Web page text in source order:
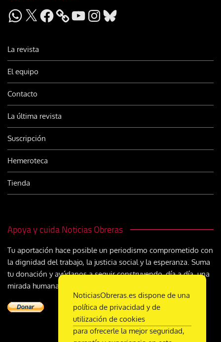
WhatsApp
X Facebook YouTubeInstagram
Bluesky
La revista
El equipo
Contacto
La última revista
Suscripción
Hemeroteca
Tienda
Apoya y cuida Noticias Obreras
Tu aportación hace posible un periodismo comprometido con
la dignidad del trabajo, la justicia social y la esperanza. Suma
tu donación y ayúdanos a seguir construyendo, día a día, una
mirada humana y cristiana sobre el mundo del trabajo
NoticiasObreras.es dispone de una
política de privacidad y de
utilización de cookies
para ofrecerle la mejor seguridad,